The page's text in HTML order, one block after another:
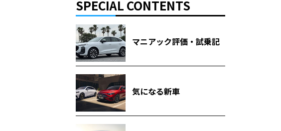
SPECIAL CONTENTS
マニアック評価・試乗記
気になる新車